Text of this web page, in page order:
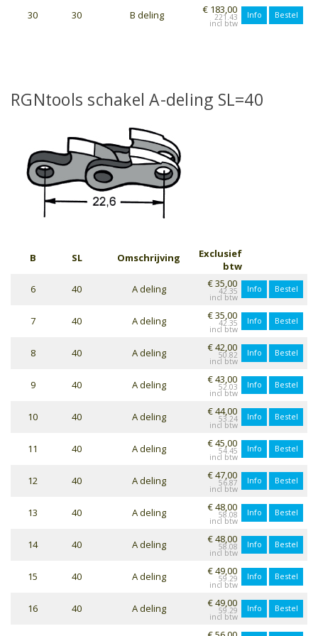
30 30 B deling € 183,00
221.43 Info Bestel
RGNtools schakel A-deling SL=40
B SL Omschrijving
Exclusief
btw
6
40 A deling € 35,00
42.35 Info Bestel
7 40 A deling € 35,00
42.35 Info Bestel
8 40 A deling € 42,00
50.82 Info Bestel
9 40 A deling € 43,00
52.03 Info Bestel
10 40 A deling € 44,00
53.24 Info Bestel
11 40 A deling € 45,00
54.45 Info Bestel
12 40 A deling € 47,00
56.87 Info Bestel
13 40 A deling € 48,00
58.08 Info Bestel
14 40 A deling € 48,00
58.08 Info Bestel
15 40 A deling € 49,00
59.29 Info Bestel
16 40 A deling € 49,00
59.29 Info Bestel